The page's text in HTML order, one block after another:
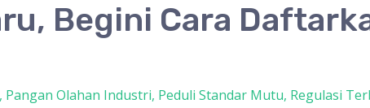
Begini Cara
, Pangan Olahan Industri, Peduli Standar Mutu, Regulasi